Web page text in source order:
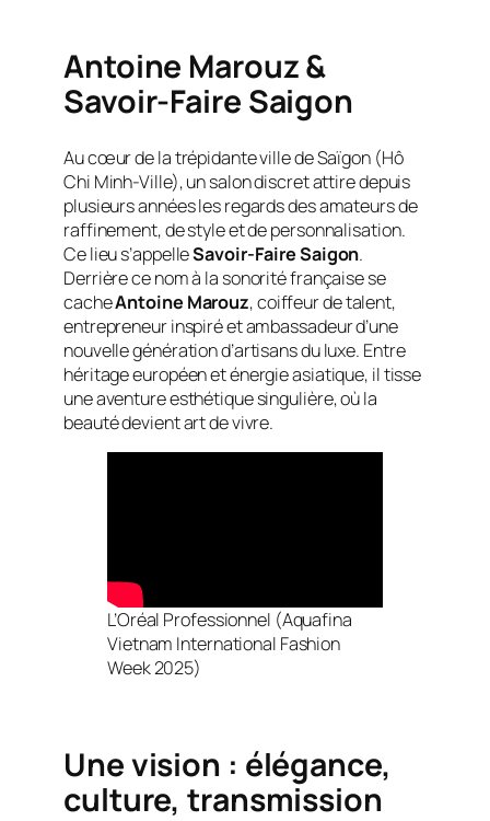
Antoine Marouz &
Savoir-Faire Saigon
Au cœur de la trépidante ville de Saïgon (Hô
Chi Minh-Ville), un salon discret attire depuis
plusieurs années les regards des amateurs de
raffinement, de style et de personnalisation.
Ce lieu s’appelleSavoir-Faire Saigon.
Derrière ce nom à la sonorité française se
cacheAntoine Marouz, coiffeur de talent,
entrepreneur inspiré et ambassadeur d’une
nouvelle génération d’artisans du luxe. Entre
héritage européen et énergie asiatique, il tisse
une aventure esthétique singulière, où la
beauté devient art de vivre.
L’Oréal Professionnel (Aquafina
Vietnam International Fashion
Week 2025)
Une vision : élégance,
culture, transmission